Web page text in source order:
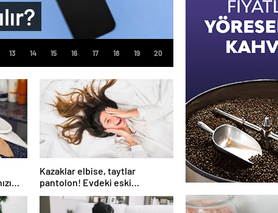
duyurdu!
Kazaklar elbise, taytlar
pantolon! Evdeki eski
kıyafetleri yenilemek için 5
ipucu